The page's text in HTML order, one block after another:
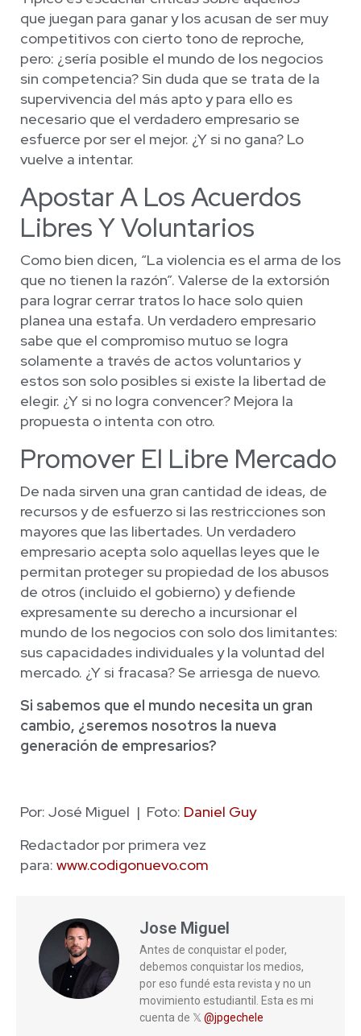
que juegan para ganar y los acusan de ser muy
competitivos con cierto tono de reproche,
pero: ¿sería posible el mundo de los negocios
sin competencia? Sin duda que se trata de la
supervivencia del más apto y para ello es
necesario que el verdadero empresario se
esfuerce por ser el mejor. ¿Y si no gana? Lo
vuelve a intentar.
Apostar A Los Acuerdos
Libres Y Voluntarios
Como bien dicen, “La violencia es el arma de los
que no tienen la razón”. Valerse de la extorsión
para lograr cerrar tratos lo hace solo quien
planea una estafa. Un verdadero empresario
sabe que el compromiso mutuo se logra
solamente a través de actos voluntarios y
estos son solo posibles si existe la libertad de
elegir. ¿Y si no logra convencer? Mejora la
propuesta o intenta con otro.
Promover El Libre Mercado
De nada sirven una gran cantidad de ideas, de
recursos y de esfuerzo si las restricciones son
mayores que las libertades. Un verdadero
empresario acepta solo aquellas leyes que le
permitan proteger su propiedad de los abusos
de otros (incluido el gobierno) y defiende
expresamente su derecho a incursionar el
mundo de los negocios con solo dos limitantes:
sus capacidades individuales y la voluntad del
mercado. ¿Y si fracasa? Se arriesga de nuevo.
Si sabemos que el mundo necesita un gran
cambio, ¿seremos nosotros la nueva
generación de empresarios?
Por: José Miguel | Foto: Daniel Guy
Redactador por primera vez
para: www.codigonuevo.com
Jose Miguel
Antes de conquistar el poder,
debemos conquistar los medios,
por eso fundé esta revista y no un
movimiento estudiantil. Esta es mi
cuenta de 𝕏 @jpgechele